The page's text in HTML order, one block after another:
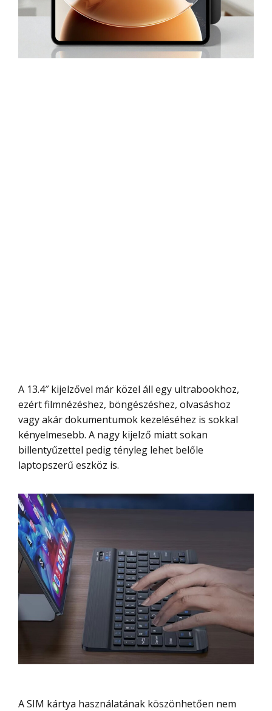
A 13.4″ kijelzővel már közel áll egy ultrabookhoz,
ezért filmnézéshez, böngészéshez, olvasáshoz
vagy akár dokumentumok kezeléséhez is sokkal
kényelmesebb. A nagy kijelző miatt sokan
billentyűzettel pedig tényleg lehet belőle
laptopszerű eszköz is.
A SIM kártya használatának köszönhetően nem